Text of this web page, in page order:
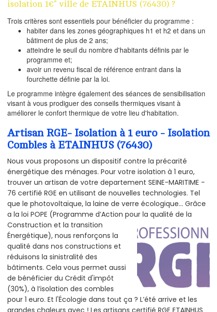
isolation 1€" ville de ETAINHUS (76430) ?
Trois critères sont essentiels pour bénéficier du programme :
habiter dans les zones géographiques h1 et h2 et dans un
bâtiment de plus de 2 ans;
atteindre le seuil du nombre d'habitants définis par le
programme et;
avoir un revenu fiscal de référence entrant dans la
fourchette définie par la loi.
Le programme intègre également des séances de sensibilisation
visant à vous prodiguer des conseils thermiques visant à
améliorer le confort thermique de votre lieu d'habitation.
Artisan RGE- Isolation à 1 euro - Isolation
Combles à ETAINHUS (76430)
Nous vous proposons un dispositif contre la précarité
énergétique des ménages. Pour votre isolation à 1 euro,
trouver un artisan de votre departement SEINE-MARITIME -
76 certifié RGE en utilisant de nouvelles technologies. Tel
que le photovoltaïque, la laine de verre écologique... Grâce
a la loi POPE (Programme d’Action pour la qualité de la
Construction et la transition
Énergétique), nous renforçons la
qualité dans nos constructions et
réduisons la sinistralité des
bâtiments. Cela vous permet aussi
de bénéficier du Crédit d'impôt
(30%), à l’isolation des combles
pour 1 euro. Et l'Écologie dans tout ça ? L’été arrive et les
grandes chaleurs avec ! Les artisans certifié RGE ETAINHUS